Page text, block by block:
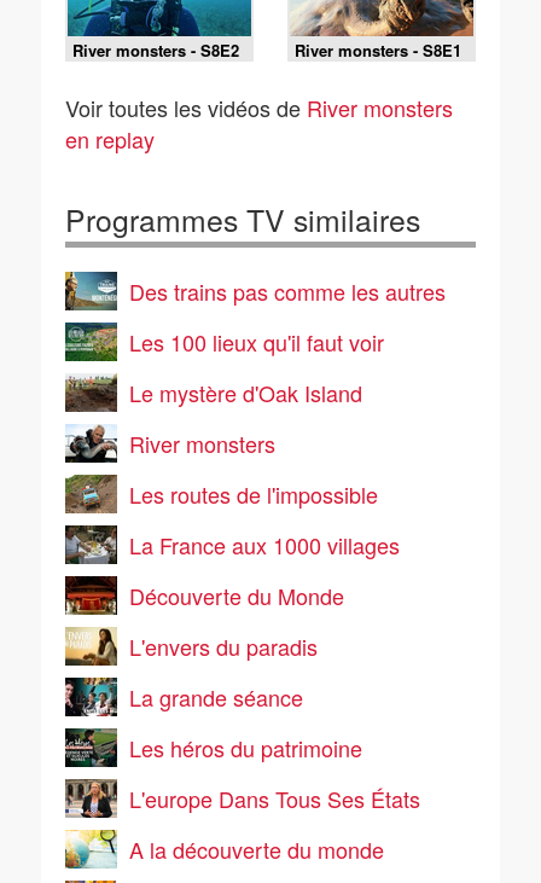
River monsters - S8E2
- Terreur au paradis
River monsters - S8E1
- Les dents de la
Voir toutes les vidéos de River monsters
en replay
Programmes TV similaires
Des trains pas comme les autres
Les 100 lieux qu'il faut voir
Le mystère d'Oak Island
River monsters
Les routes de l'impossible
La France aux 1000 villages
Découverte du Monde
L'envers du paradis
La grande séance
Les héros du patrimoine
L'europe Dans Tous Ses États
A la découverte du monde